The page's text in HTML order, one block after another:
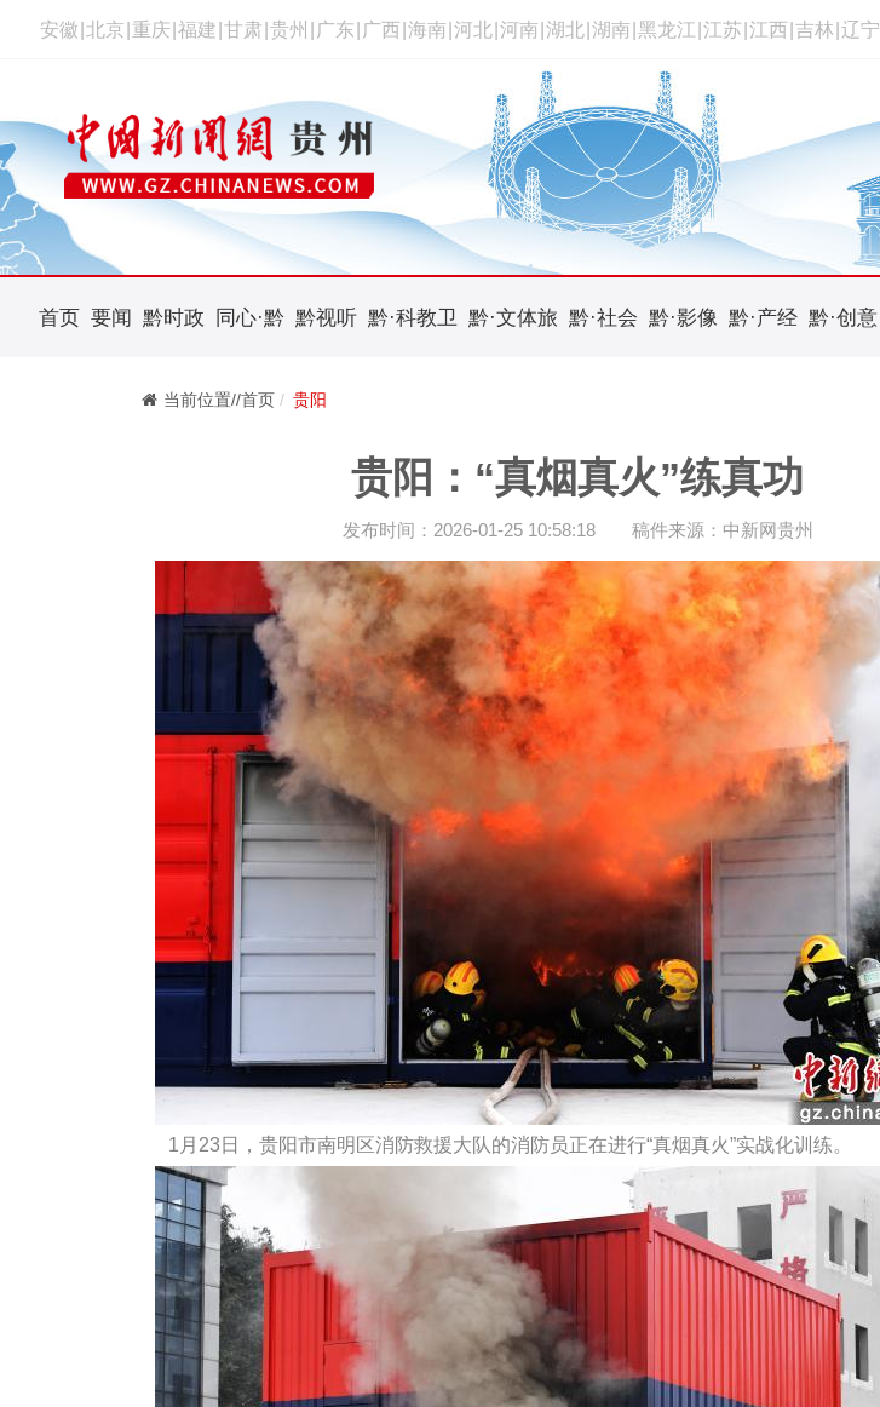
安徽 北京 重庆 福建 甘肃 贵州 广东 广西 海南 河北 河南 湖北 湖南 黑龙江 江苏 江西 吉林 辽宁
首页 要闻 黔时政 同心·黔 黔视听 黔·科教卫 黔·文体旅 黔·社会 黔·影像 黔·产经 黔·创意
当前位置//首页 贵阳
贵阳：“真烟真火”练真功
发布时间：2026-01-25 10:58:18 稿件来源：中新网贵州
1月23日，贵阳市南明区消防救援大队的消防员正在进行“真烟真火”实战化训练。